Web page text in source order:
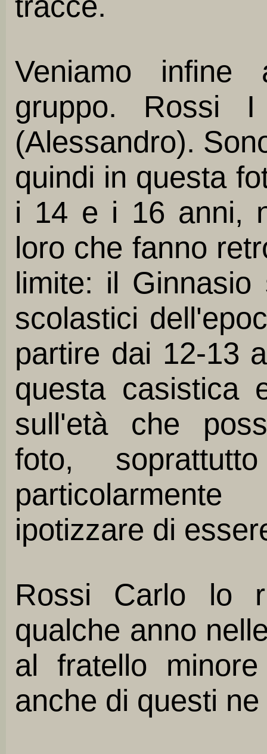
Veniamo
gruppo. Rossi
(Alessandro).
quindi in questa
i 14 e i 16 anni,
loro che fanno
limite: il Ginnasio
scolastici
partire dai 12-13
questa casistica
sull'età che
foto,
ipotizzare di
Rossi Carlo lo
qualche anno
al fratello
anche di questi